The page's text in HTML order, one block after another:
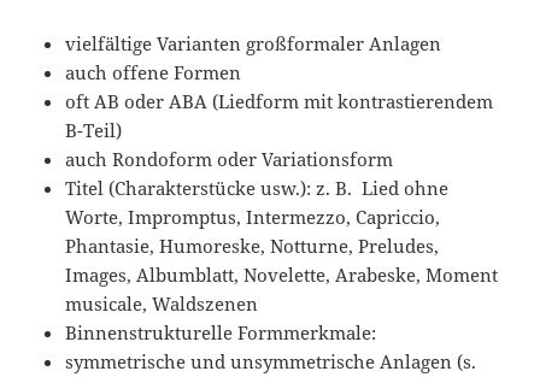
vielfältige Varianten großformaler Anlagen
auch offene Formen
oft AB oder ABA (Liedform mit kontrastierendem
B-Teil)
auch Rondoform oder Variationsform
Titel (Charakterstücke usw.): z. B. Lied ohne
Worte, Impromptus, Intermezzo, Capriccio,
Phantasie, Humoreske, Notturne, Preludes,
Images, Albumblatt, Novelette, Arabeske, Moment
musicale, Waldszenen
Binnenstrukturelle Formmerkmale:
symmetrische und unsymmetrische Anlagen (s.